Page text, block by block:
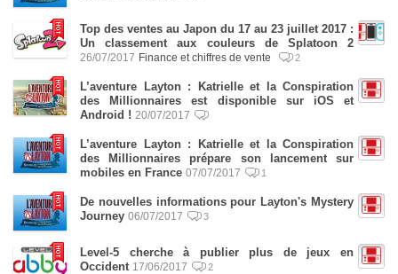
Top des ventes au Japon du 17 au 23 juillet 2017 :
Un classement aux couleurs de Splatoon 2
26/07/2017 Finance et chiffres de vente 2
L’aventure Layton : Katrielle et la Conspiration
des Millionnaires est disponible sur iOS et
Android ! 20/07/2017
L’aventure Layton : Katrielle et la Conspiration
des Millionnaires prépare son lancement sur
mobiles en France 07/07/2017 1
De nouvelles informations pour Layton's Mystery
Journey 06/07/2017 3
Level-5 cherche à publier plus de jeux en
Occident 17/06/2017 2